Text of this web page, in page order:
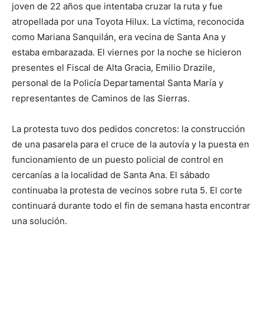
joven de 22 años que intentaba cruzar la ruta y fue
atropellada por una Toyota Hilux. La víctima, reconocida
como Mariana Sanquilán, era vecina de Santa Ana y
estaba embarazada. El viernes por la noche se hicieron
presentes el Fiscal de Alta Gracia, Emilio Drazile,
personal de la Policía Departamental Santa María y
representantes de Caminos de las Sierras.
La protesta tuvo dos pedidos concretos: la construcción
de una pasarela para el cruce de la autovía y la puesta en
funcionamiento de un puesto policial de control en
cercanías a la localidad de Santa Ana. El sábado
continuaba la protesta de vecinos sobre ruta 5. El corte
continuará durante todo el fin de semana hasta encontrar
una solución.